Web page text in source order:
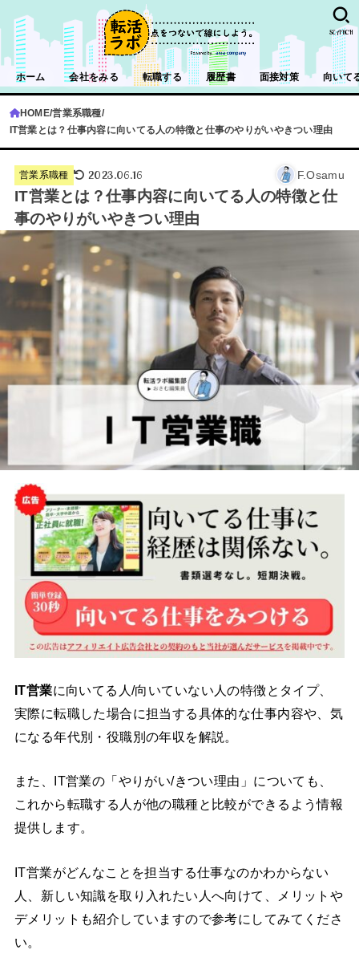
ホーム 会社をみる 転職する 履歴書 面接対策 向いて
SEARCH
HOME 営業系職種
IT営業とは？仕事内容に向いてる人の特徴と仕事のやりがいやきつい理由
営業系職種 2023.06.16 F.Osamu
IT営業とは？仕事内容に向いてる人の特徴と仕
事のやりがいやきつい理由
IT営業に向いてる人/向いていない人の特徴とタイプ、
実際に転職した場合に担当する具体的な仕事内容や、気
になる年代別・役職別の年収を解説。
また、IT営業の「やりがい/きつい理由」についても、
これから転職する人が他の職種と比較ができるよう情報
提供します。
IT営業がどんなことを担当する仕事なのかわからない
人、新しい知識を取り入れたい人へ向けて、メリットや
デメリットも紹介していますので参考にしてみてくださ
い。